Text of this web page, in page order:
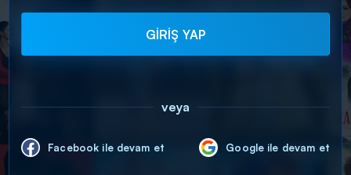
GİRİŞ YAP
veya
Facebook ile devam et Google ile devam et